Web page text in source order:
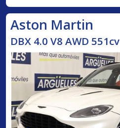
Aston Martin
DBX 4.0 V8 AWD 551cv